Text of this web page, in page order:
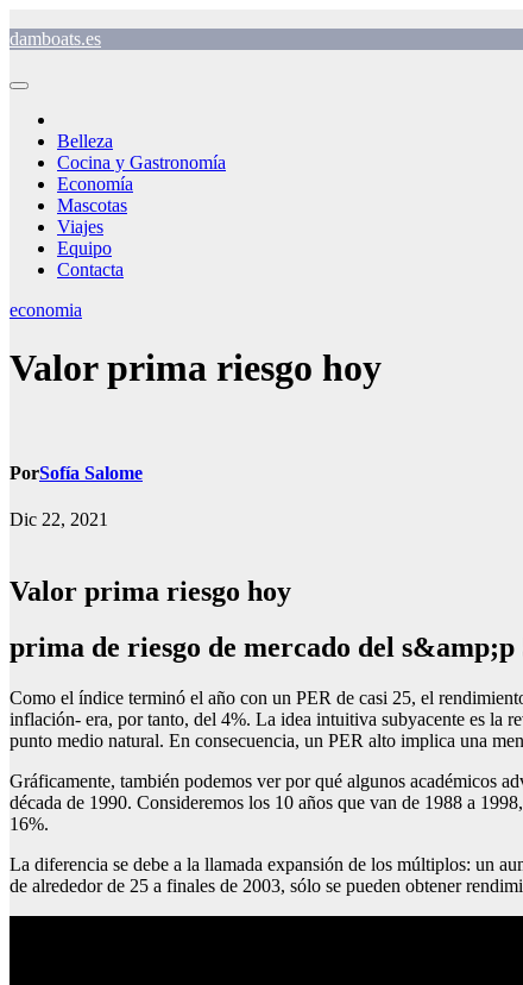
al
damboats.es
Belleza
Cocina y Gastronomía
Economía
Mascotas
Viajes
Equipo
Contacta
economia
Valor prima riesgo hoy
PorSofía Salome
Dic 22, 2021
Valor prima riesgo hoy
prima de riesgo de mercado del s&amp;p
Como el índice terminó el año con un PER de casi 25, el
inflación- era, por tanto, del 4%. La idea intuitiva subyacente es la
punto medio natural. En consecuencia, un PER alto implica una
Gráficamente, también podemos ver por qué algunos académicos
década de 1990. Consideremos los 10 años que van de 1988 a
16%.
La diferencia se debe a la llamada expansión de los múltiplos: un
de alrededor de 25 a finales de 2003, sólo se pueden obtener